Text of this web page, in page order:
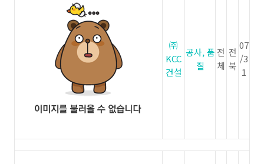
㈜
KCC
건설
공사, 품
질
전
체
전
북
07
/3
1